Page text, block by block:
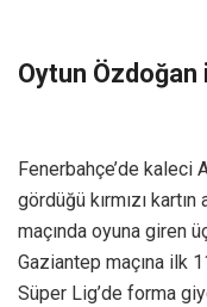
Oytun Özdoğan
Fenerbahçe’de kaleci
gördüğü kırmızı
maçında oyuna giren
Gaziantep maçına ilk
Süper Lig’de forma